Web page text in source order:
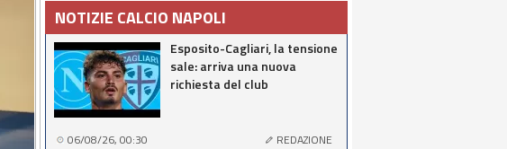
NOTIZIE CALCIO NAPOLI
Esposito-Cagliari, la tensione
sale: arriva una nuova
richiesta del club
06/08/26, 00:30 REDAZIONE